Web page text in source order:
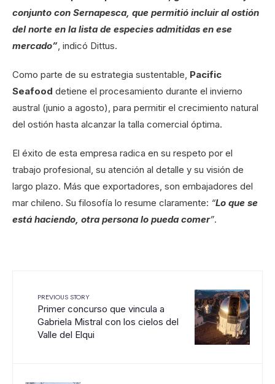
conjunto con Sernapesca, que permitió incluir al ostión
del norte en la lista de especies admitidas en ese
mercado”, indicó Dittus.
Como parte de su estrategia sustentable, Pacific
Seafood detiene el procesamiento durante el invierno
austral (junio a agosto), para permitir el crecimiento natural
del ostión hasta alcanzar la talla comercial óptima.
El éxito de esta empresa radica en su respeto por el
trabajo profesional, su atención al detalle y su visión de
largo plazo. Más que exportadores, son embajadores del
mar chileno. Su filosofía lo resume claramente: “Lo que se
está haciendo, otra persona lo pueda comer”.
PREVIOUS STORY
Primer concurso que vincula a
Gabriela Mistral con los cielos del
Valle del Elqui